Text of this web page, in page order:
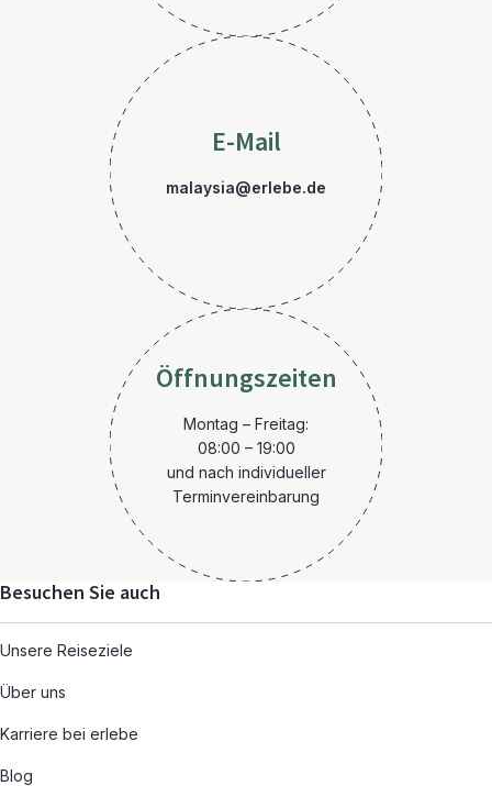
E-Mail
malaysia@erlebe.de
Öffnungszeiten
Montag – Freitag:
08:00 – 19:00
und nach individueller
Terminvereinbarung
Besuchen Sie auch
Unsere Reiseziele
Über uns
Karriere bei erlebe
Blog